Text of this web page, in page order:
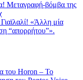
Μεταγραφή-βόμβα της
«Άλλη μία
“απορρήτου”».
του Horon – Το